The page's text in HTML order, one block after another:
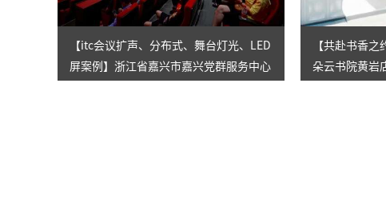
【itc会议扩声、分布式、舞台灯光、LED
屏案例】浙江省嘉兴市嘉兴党群服务中心
【共赴书香
朵云书院黄岩